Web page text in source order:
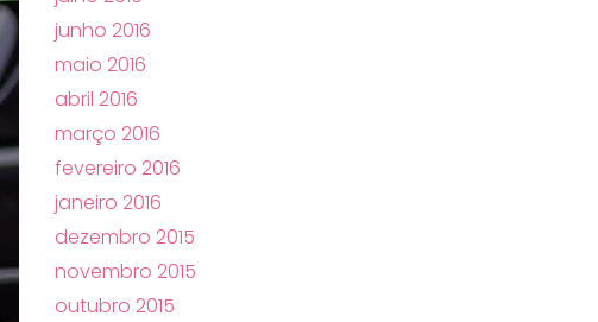
junho 2016
maio 2016
abril 2016
março 2016
fevereiro 2016
janeiro 2016
dezembro 2015
novembro 2015
outubro 2015